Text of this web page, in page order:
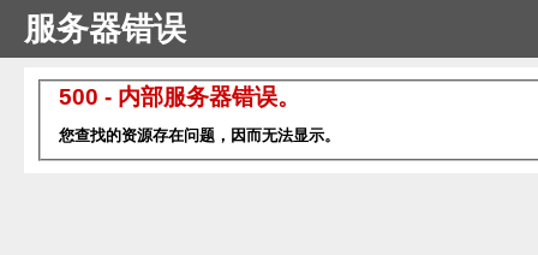
服务器错误
500 - 内部服务器错误。
您查找的资源存在问题，因而无法显示。